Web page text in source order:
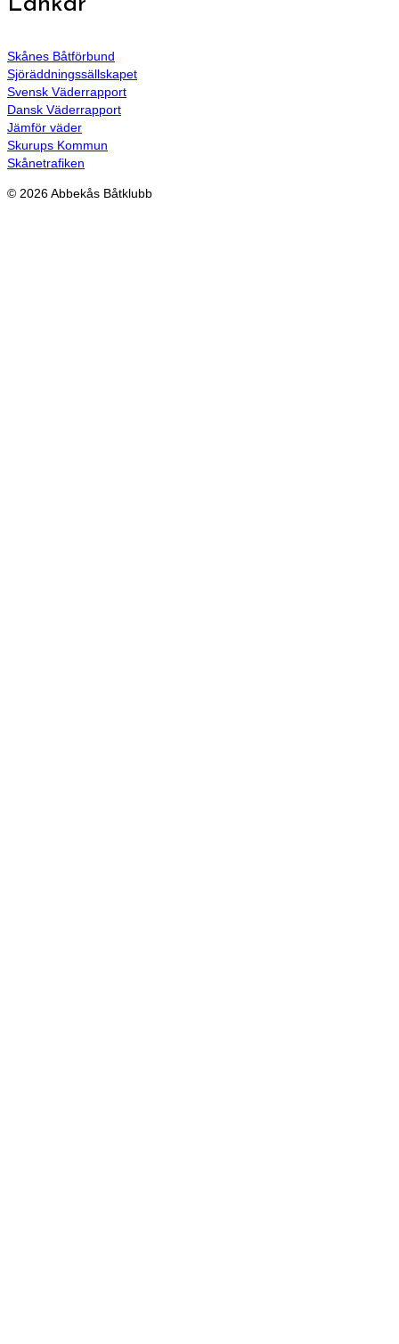
Skånes Båtförbund
Sjöräddningssällskapet
Svensk Väderrapport
Dansk Väderrapport
Jämför väder
Skurups Kommun
Skånetrafiken
© 2026 Abbekås Båtklubb